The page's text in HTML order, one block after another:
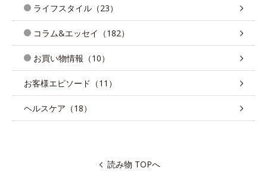
ライフスタイル（23）
コラム&エッセイ（182）
お買い物情報（10）
お客様エピソード（11）
ヘルスケア（18）
読み物 TOPへ